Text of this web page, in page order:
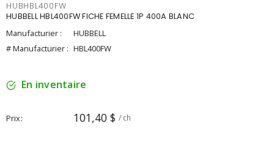
HUBHBL400FW
HUBBELL HBL400FW FICHE FEMELLE 1P 400A BLANC
Manufacturier :
HUBBELL
# Manufacturier : HBL400FW
En inventaire
Prix 101,40 $ / ch